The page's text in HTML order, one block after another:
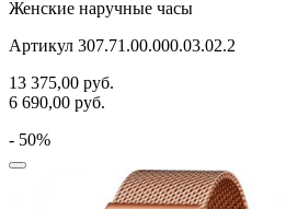
Женские наручные часы
Артикул 307.71.00.000.03.02.2
13 375,00 руб.
6 690,00 руб.
- 50%